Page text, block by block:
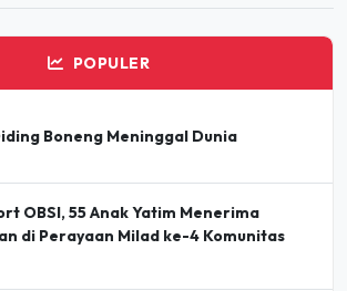
POPULER
Boneng Meninggal Dunia
OBSI, 55 Anak Yatim Menerima
di Perayaan Milad ke-4 Komunitas